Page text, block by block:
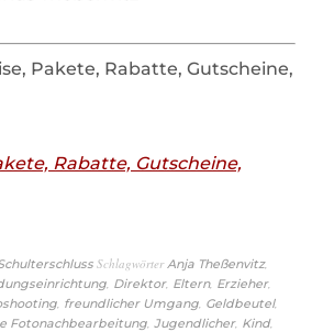
Pakete, Rabatte, Gutscheine,
Rabatte, Gutscheine,
Schlagwörter Anja Theßenvitz,
Direktor, Eltern, Erzieher,
freundlicher Umgang Geldbeutel,
Fotonachbearbeitung Jugendlicher, Kind,